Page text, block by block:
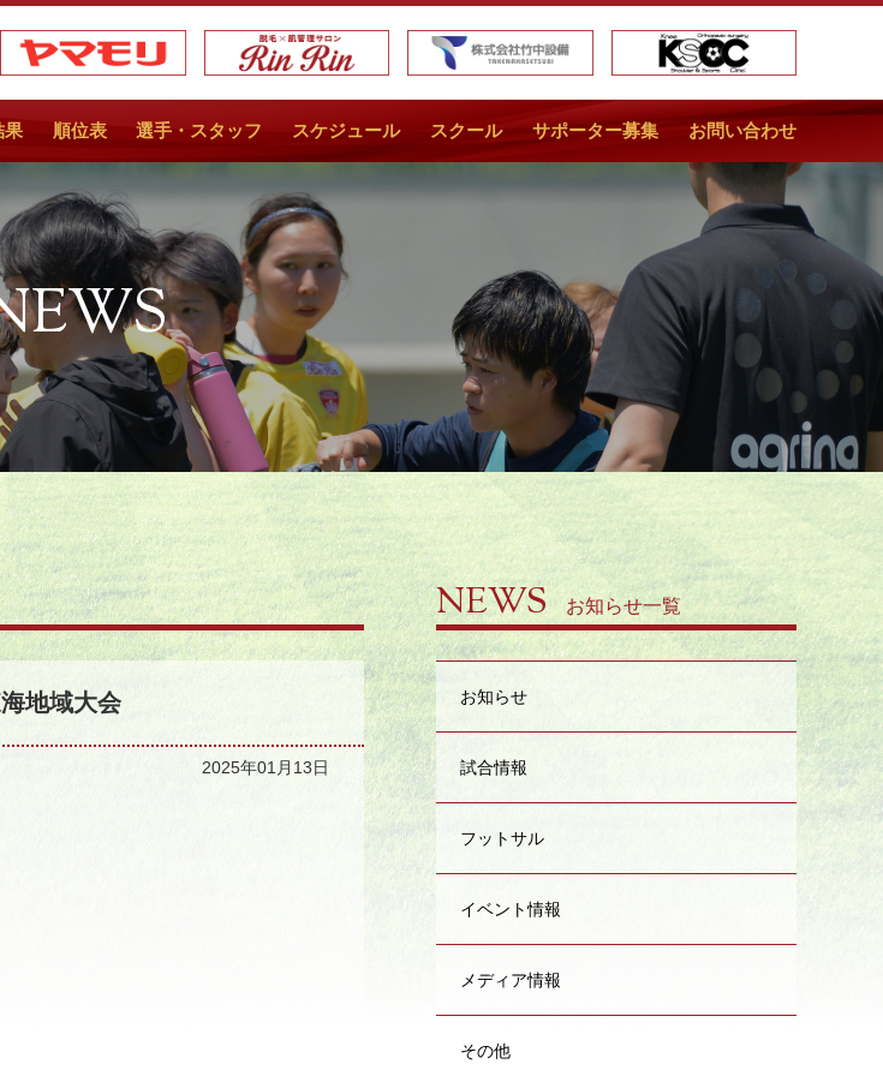
果 順位表 選手・スタッフ スケジュール スクール サポーター募集 お問い合わせ
NEWS お知らせ一覧
お知らせ
試合情報
フットサル
イベント情報
メディア情報
その他
地域大会
2025年01月13日